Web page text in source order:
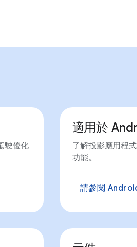
駛優化
適用於
了解投影應用程
功能。
請參閱